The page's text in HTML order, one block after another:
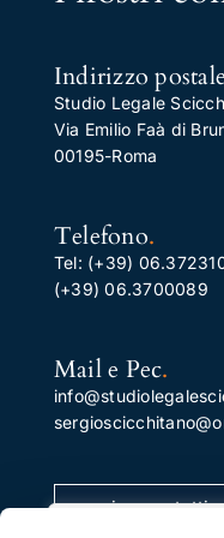
Indirizzo
Studio Legale
Via Emilio Faà di
00195-Roma
Telefono.
Tel: (+39)
(+39) 06.3700089
Mail e Pec.
pagina contatti